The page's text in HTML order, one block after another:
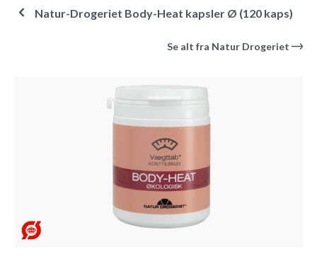
Natur-Drogeriet Body-Heat kapsler Ø (120 kaps)
Se alt fra Natur Drogeriet
Spring over billedgalleri